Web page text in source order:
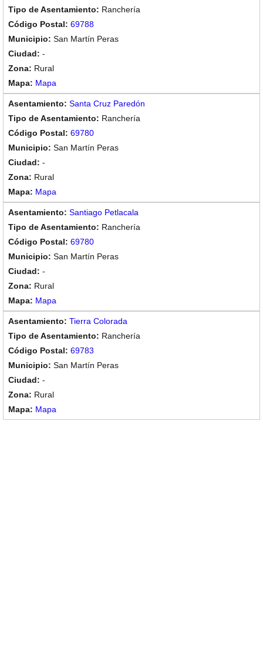
Ranchería
69788
San Martín Peras
-
Rural
Mapa
Santa Cruz Paredón
Ranchería
69780
San Martín Peras
-
Rural
Mapa
Santiago Petlacala
Ranchería
69780
San Martín Peras
-
Rural
Mapa
Tierra Colorada
Ranchería
69783
San Martín Peras
-
Rural
Mapa